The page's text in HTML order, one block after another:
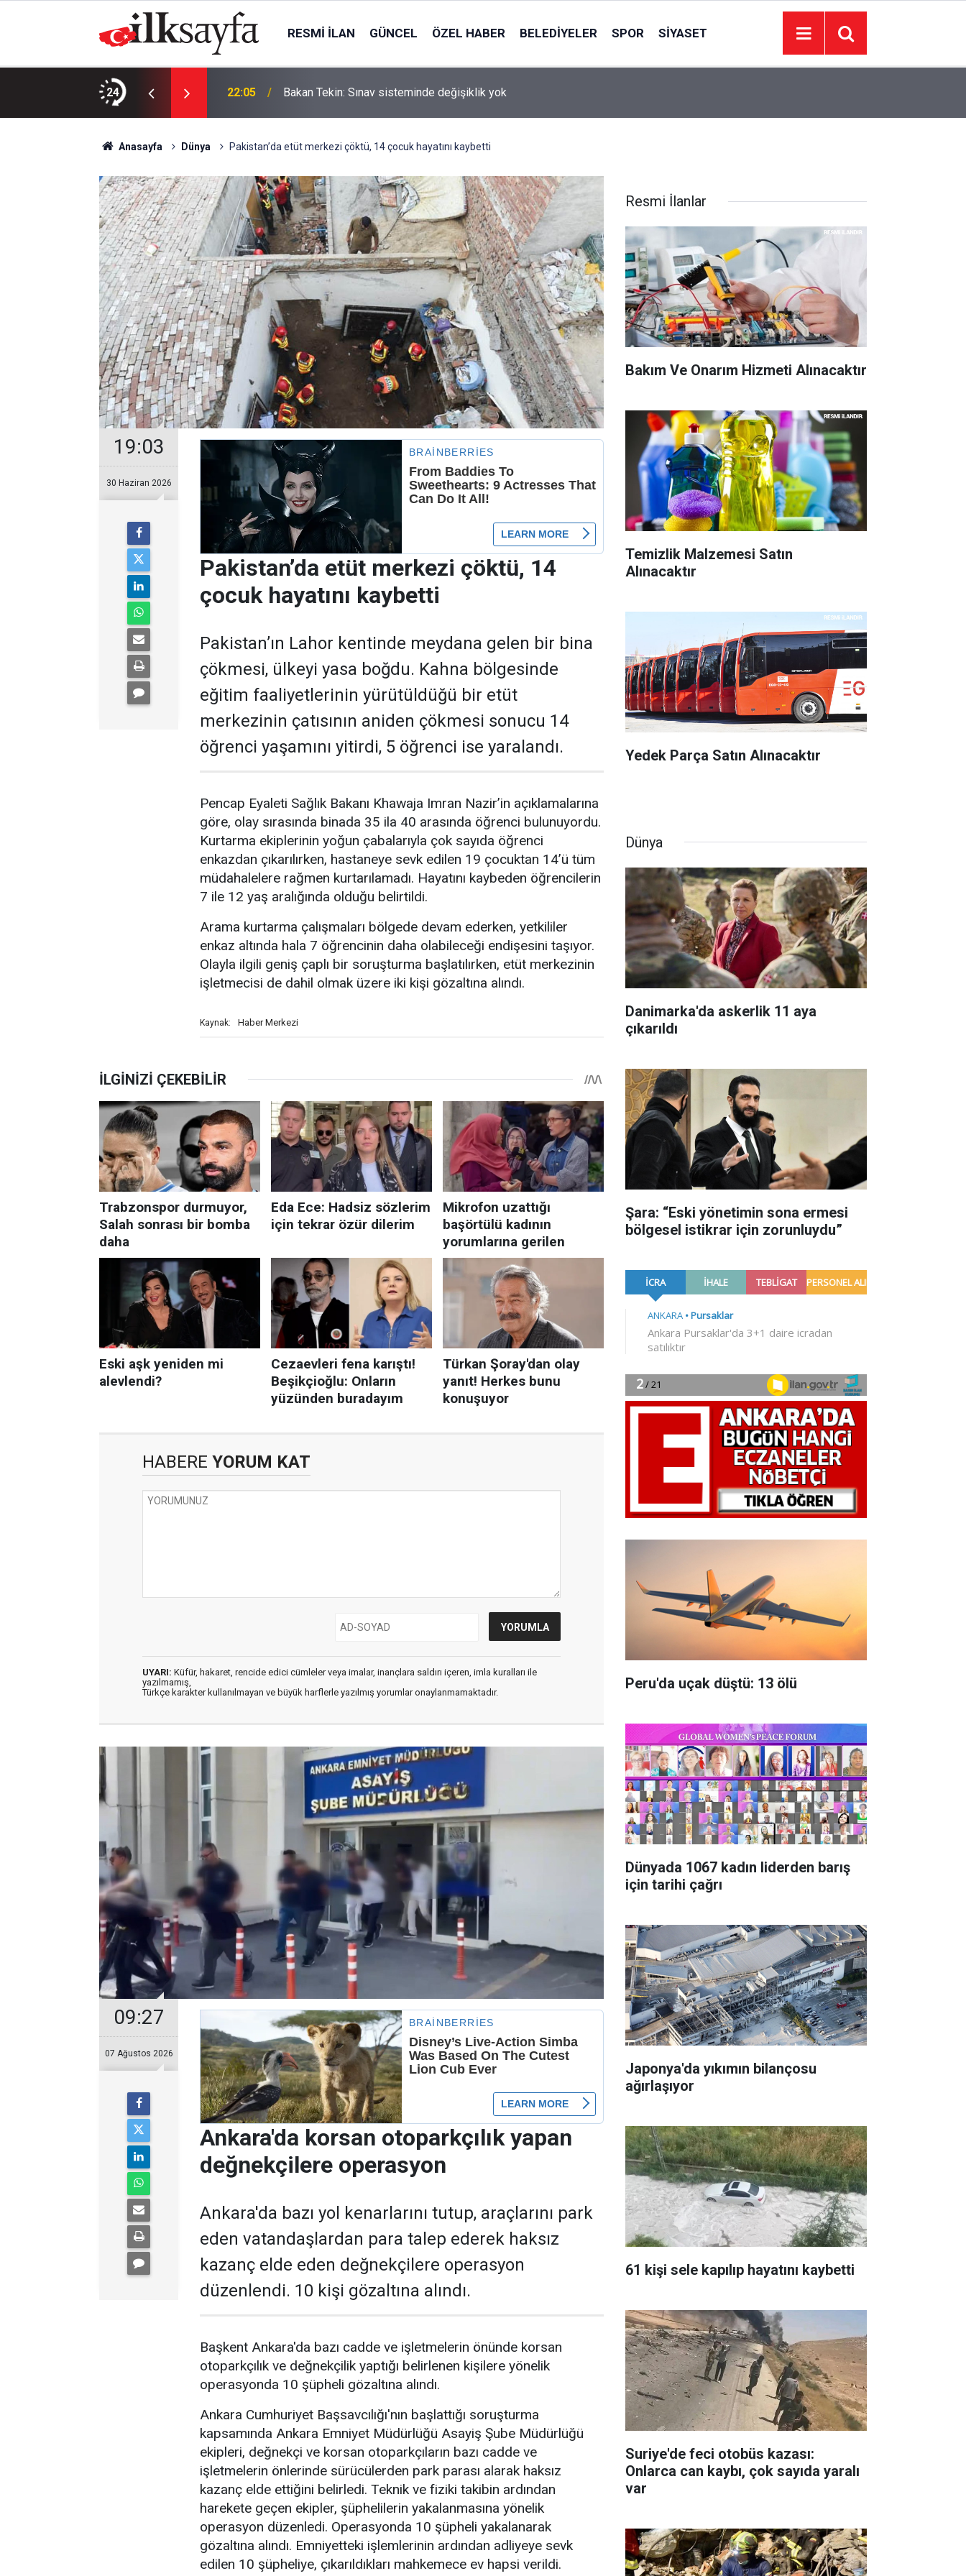
RESMI İLAN GÜNCEL ÖZEL HABER BELEDIYELER SPOR SIYASET
24
bir otomobille çapıştı: 1 ölü, 2 ağır yaralı 22:05 Bakan Tekin: Sınav sisteminde değişiklik yok
Anasayfa Dünya Pakistan’da etüt merkezi çöktü, 14 çocuk hayatını kaybetti
19:03
30 Haziran 2026
Pakistan’da etüt merkezi çöktü, 14
çocuk hayatını kaybetti
Pakistan’ın Lahor kentinde meydana gelen bir bina
çökmesi, ülkeyi yasa boğdu. Kahna bölgesinde
eğitim faaliyetlerinin yürütüldüğü bir etüt
merkezinin çatısının aniden çökmesi sonucu 14
öğrenci yaşamını yitirdi, 5 öğrenci ise yaralandı.
Pencap Eyaleti Sağlık Bakanı Khawaja Imran Nazir’in açıklamalarına
göre, olay sırasında binada 35 ila 40 arasında öğrenci bulunuyordu.
Kurtarma ekiplerinin yoğun çabalarıyla çok sayıda öğrenci
enkazdan çıkarılırken, hastaneye sevk edilen 19 çocuktan 14’ü tüm
müdahalelere rağmen kurtarılamadı. Hayatını kaybeden öğrencilerin
7 ile 12 yaş aralığında olduğu belirtildi.
Arama kurtarma çalışmaları bölgede devam ederken, yetkililer
enkaz altında hala 7 öğrencinin daha olabileceği endişesini taşıyor.
Olayla ilgili geniş çaplı bir soruşturma başlatılırken, etüt merkezinin
işletmecisi de dahil olmak üzere iki kişi gözaltına alındı.
Kaynak: Haber Merkezi
HABERE YORUM KAT
UYARI: Küfür, hakaret, rencide edici cümleler veya imalar, inançlara saldırı içeren, imla kuralları ile
yazılmamış,
Türkçe karakter kullanılmayan ve büyük harflerle yazılmış yorumlar onaylanmamaktadır.
09:27
07 Ağustos 2026
Ankara'da korsan otoparkçılık yapan
değnekçilere operasyon
Ankara'da bazı yol kenarlarını tutup, araçlarını park
eden vatandaşlardan para talep ederek haksız
kazanç elde eden değnekçilere operasyon
düzenlendi. 10 kişi gözaltına alındı.
Başkent Ankara'da bazı cadde ve işletmelerin önünde korsan
otoparkçılık ve değnekçilik yaptığı belirlenen kişilere yönelik
operasyonda 10 şüpheli gözaltına alındı.
Ankara Cumhuriyet Başsavcılığı'nın başlattığı soruşturma
kapsamında Ankara Emniyet Müdürlüğü Asayiş Şube Müdürlüğü
ekipleri, değnekçi ve korsan otoparkçıların bazı cadde ve
işletmelerin önlerinde sürücülerden park parası alarak haksız
kazanç elde ettiğini belirledi. Teknik ve fiziki takibin ardından
harekete geçen ekipler, şüphelilerin yakalanmasına yönelik
operasyon düzenledi. Operasyonda 10 şüpheli yakalanarak
gözaltına alındı. Emniyetteki işlemlerinin ardından adliyeye sevk
edilen 10 şüpheliye, çıkarıldıkları mahkemece ev hapsi verildi.
Resmi İlanlar
Bakım Ve Onarım Hizmeti Alınacaktır
Temizlik Malzemesi Satın
Alınacaktır
Yedek Parça Satın Alınacaktır
Dünya
Danimarka'da askerlik 11 aya
çıkarıldı
Şara: “Eski yönetimin sona ermesi
bölgesel istikrar için zorunluydu”
Peru'da uçak düştü: 13 ölü
Dünyada 1067 kadın liderden barış
için tarihi çağrı
Japonya'da yıkımın bilançosu
ağırlaşıyor
61 kişi sele kapılıp hayatını kaybetti
Suriye'de feci otobüs kazası:
Onlarca can kaybı, çok sayıda yaralı
var